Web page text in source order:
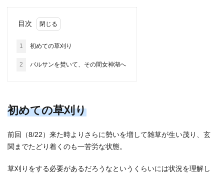
目次
1 初めての草刈り
2 バルサンを焚いて、その間女神湖へ
初めての草刈り
前回（8/22）来た時よりさらに勢いを増して雑草が生い茂り、玄
関までたどり着くのも一苦労な状態。
草刈りをする必要があるだろうなというくらいには状況を理解し